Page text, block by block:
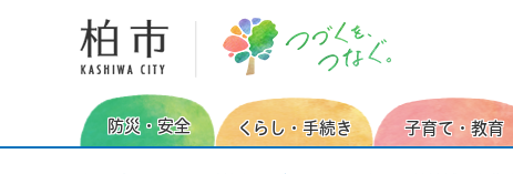
柏市 つづくを、つなぐ。
防災・安全 くらし・手続き 子育て・教育